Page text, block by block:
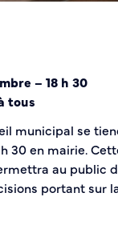
– 18 h 30
tous
municipal se
30 en mairie.
au public
portant sur
d’alarmes
et le